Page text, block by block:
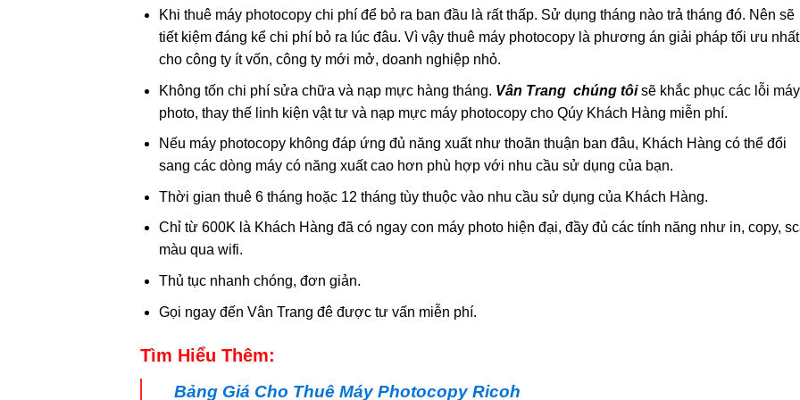
Khi thuê máy photocopy chi phí để bỏ ra ban đầu là rất thấp. Sử dụng tháng nào trả tháng đó. Nên sẽ
tiết kiệm đáng kể chi phí bỏ ra lúc đâu. Vì vậy thuê máy photocopy là phương án giải pháp tối ưu nhất
cho công ty ít vốn, công ty mới mở, doanh nghiệp nhỏ.
Không tốn chi phí sửa chữa và nạp mực hàng tháng. Vân Trang chúng tôisẽ khắc phục các lỗi máy
photo, thay thế linh kiện vật tư và nạp mực máy photocopy cho Qúy Khách Hàng miễn phí.
Nếu máy photocopy không đáp ứng đủ năng xuất như thoãn thuận ban đâu, Khách Hàng có thể đổi
sang các dòng máy có năng xuất cao hơn phù hợp với nhu cầu sử dụng của bạn.
Thời gian thuê 6 tháng hoặc 12 tháng tùy thuộc vào nhu cầu sử dụng của Khách Hàng.
Chỉ từ 600K là Khách Hàng đã có ngay con máy photo hiện đại, đầy đủ các tính năng như in, copy,
màu qua wifi.
Thủ tục nhanh chóng, đơn giản.
Gọi ngay đến Vân Trang đê được tư vấn miễn phí.
Tìm Hiểu Thêm:
Bảng Giá Cho Thuê Máy Photocopy Ricoh